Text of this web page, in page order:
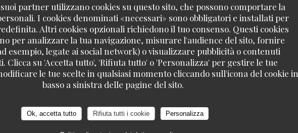
partner utilizzano cookies su questo sito, che possono comportare la
I cookies denominati «necessari» sono obbligatori e installati per
Altri cookies opzionali richiedono il tuo consenso. Questi cookies
per analizzare la tua navigazione, misurare l'audience del sito, fornire
esempio, legate ai social network) o visualizzare pubblicità o contenuti
Clicca su 'Accetta tutto', 'Rifiuta tutto' o 'Personalizza' per gestire le tue
le tue scelte in qualsiasi momento cliccando sull'icona del cookie in
basso a sinistra delle pagine del sito.
Ok, accetta tutto Rifiuta tutti i cookie Personalizza
SERVIZIO: 5 /5 ATMOSFERA: 5/5 CUCINA: 5/5 QUALITÀ / PREZZO: 5 /5
toujours un grand plaisir. Plats très savoureux, carte qui change
Loco by Jem's